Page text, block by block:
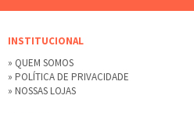
INSTITUCIONAL
» QUEM SOMOS
» POLÍTICA DE PRIVACIDADE
» NOSSAS LOJAS